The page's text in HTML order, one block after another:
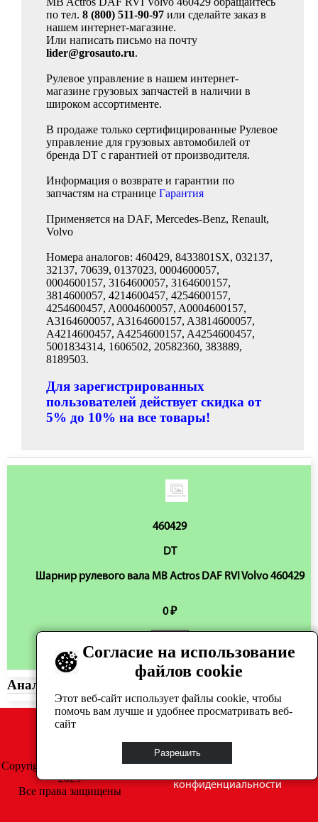
по тел. 8 (800) 511-90-97 или сделайте заказ в
нашем интернет-магазине.
Или написать письмо на почту
lider@grosauto.ru.
Рулевое управление в нашем интернет-
магазине грузовых запчастей в наличии в
широком ассортименте.
В продаже только сертифицированные Рулевое
управление для грузовых автомобилей от
бренда DT с гарантией от производителя.
Информация о возврате и гарантии по
запчастям на странице Гарантия
Применяется на DAF, Mercedes-Benz, Renault,
Volvo
Номера аналогов: 460429, 8433801SX, 032137,
32137, 70639, 0137023, 0004600057,
0004600157, 3164600057, 3164600157,
3814600057, 4214600457, 4254600157,
4254600457, A0004600057, A0004600157,
A3164600057, A3164600157, A3814600057,
A4214600457, A4254600157, A4254600457,
5001834314, 1606502, 20582360, 383889,
8189503.
Для зарегистрированных
пользователей действует скидка от
5% до 10% на все товары!
460429
DT
Шарнир рулевого вала MB Actros DAF RVI Volvo 460429
0 ₽
Нет в наличии
Аналоги:
Согласие на использование
файлов cookie
Этот веб-сайт использует файлы cookie, чтобы
помочь вам лучше и удобнее просматривать веб-
сайт
Разрешить
Copyright © GrosAuto 2019 -
2025
Все права защищены
конфиденциальности